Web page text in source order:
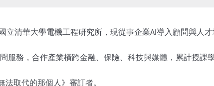
立清華大學電機工程研究所，現從事企業AI 導入顧問與人才
服務，合作產業橫跨金融、保險、科技與媒體，累計授課
法取代的那個人》審訂者。